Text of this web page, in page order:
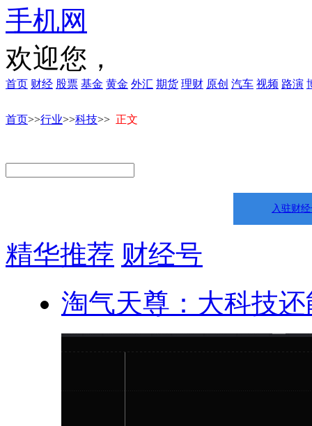
手机网
欢迎您，
首页 财经 股票 基金 黄金 外汇 期货 理财 原创 汽车 视频 路演
首页>>行业>>科技>> 正文
入驻财
精华推荐 财经号
淘气天尊：大科技